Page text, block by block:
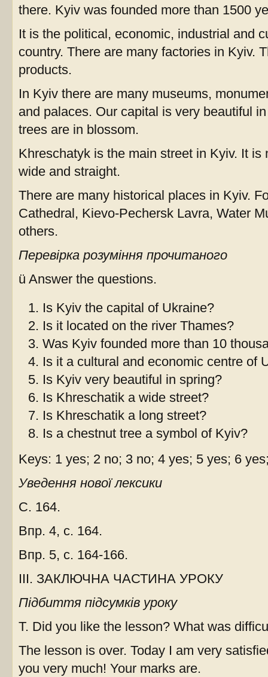
there. Kyiv was founded more than 1500
It is the political, economic, industrial and
country. There are many factories in Kyiv.
products.
In Kyiv there are many museums,
and palaces. Our capital is very beautiful
trees are in blossom.
Khreschatyk is the main street in Kyiv. It is
wide and straight.
There are many historical places in Kyiv.
Cathedral, Kievo-Pechersk Lavra, Water
others.
Перевірка розуміння прочитаного
ü Answer the questions.
Is Kyiv the capital of Ukraine?
Is it located on the river Thames?
Was Kyiv founded more than 10
Is it a cultural and economic centre of
Is Kyiv very beautiful in spring?
Is Khreschatik a wide street?
Is Khreschatik a long street?
Is a chestnut tree a symbol of Kyiv?
Keys: 1 yes; 2 no; 3 no; 4 yes; 5 yes; 6
Уведення нової лексики
С. 164.
Впр. 4, с. 164.
Впр. 5, с. 164-166.
ІІІ. ЗАКЛЮЧНА ЧАСТИНА УРОКУ
Підбиття підсумків уроку
Т. Did you like the lesson? What was
The lesson is over. Today I am very
you very much! Your marks are.